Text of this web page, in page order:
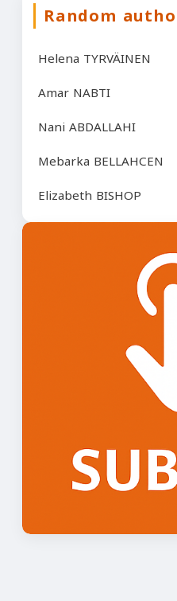
Random
Helena TYRVÄINEN
Amar NABTI
Nani ABDALLAHI
Mebarka BELLAHCEN
Elizabeth BISHOP